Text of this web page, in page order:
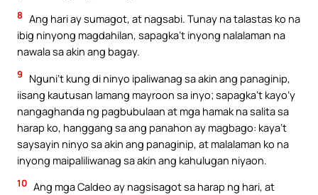
8 Ang hari ay sumagot, at nagsabi. Tunay na talastas ko na
ibig ninyong magdahilan, sapagka’t inyong nalalaman na
nawala sa akin ang bagay.
9
Nguni’t kung di ninyo ipaliwanag sa akin ang panaginip,
iisang kautusan lamang mayroon sa inyo; sapagka’t kayo’y
nangaghanda ng pagbubulaan at mga hamak na salita sa
harap ko, hanggang sa ang panahon ay magbago: kaya’t
saysayin ninyo sa akin ang panaginip, at malalaman ko na
inyong maipaliliwanag sa akin ang kahulugan niyaon.
10 Ang mga Caldeo ay nagsisagot sa harap ng hari, at